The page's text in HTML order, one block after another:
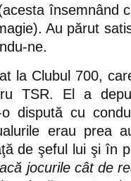
însemnând
Au părut
ne.
la Clubul 700,
TSR. El a
dispută cu
erau prea
de şeful lui şi în
jocurile cât de